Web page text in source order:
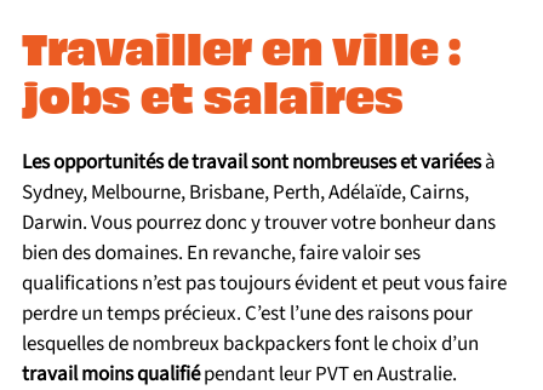
Travailler en ville :
jobs et salaires
Les opportunités de travail sont nombreuses et variéesà
Sydney, Melbourne, Brisbane, Perth, Adélaïde, Cairns,
Darwin. Vous pourrez donc y trouver votre bonheur dans
bien des domaines. En revanche, faire valoir ses
qualifications n’est pas toujours évident et peut vous faire
perdre un temps précieux. C’est l’une des raisons pour
lesquelles de nombreux backpackers font le choix d’un
travail moins qualifiépendant leur PVT en Australie.